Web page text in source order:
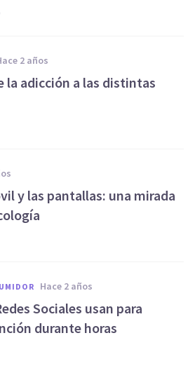
hace 2 años
la adicción a las distintas
y las pantallas: una mirada
hace 2 años
Sociales usan para
durante horas